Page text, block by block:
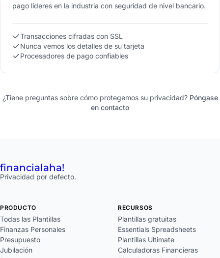
pago líderes en la industria con seguridad de nivel bancario.
Transacciones cifradas con SSL
Nunca vemos los detalles de su tarjeta
Procesadores de pago confiables
¿Tiene preguntas sobre cómo protegemos su privacidad? Póngase
en contacto
financialaha!
Privacidad por defecto.
PRODUCTO
Todas las Plantillas
Finanzas Personales
Presupuesto
Jubilación
RECURSOS
Plantillas gratuitas
Essentials Spreadsheets
Plantillas Ultimate
Calculadoras Financieras